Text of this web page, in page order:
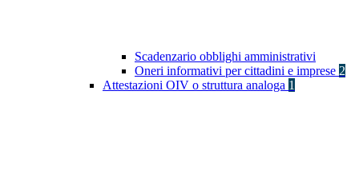
Scadenzario obblighi amministrativi
Oneri informativi per cittadini e imprese 2
Attestazioni OIV o struttura analoga 1